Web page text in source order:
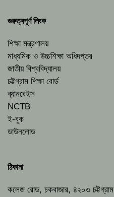
গুরুত্বপূর্ণ লিংক
শিক্ষা মন্ত্রণালয়
মাধ্যমিক ও উচ্চশিক্ষা অধিদপ্তর
জাতীয় বিশ্ববিদ্যালয়
চট্টগ্রাম শিক্ষা বোর্ড
ব্যানবেইস
NCTB
ই-বুক
ডাউনলোড
ঠিকানা
কলেজ রোড, চকবাজার, ৪২০৩ চট্টগ্রাম